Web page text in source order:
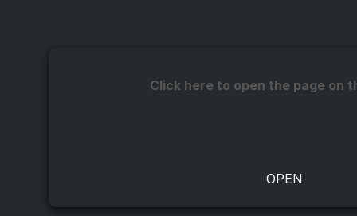
Click here to open the page on